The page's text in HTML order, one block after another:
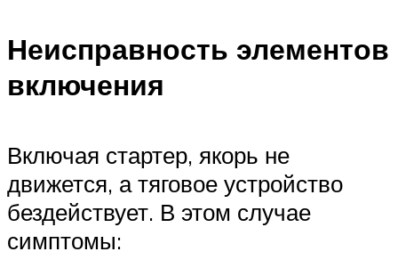
Неисправность элементов
включения
Включая стартер, якорь не
движется, а тяговое устройство
бездействует. В этом случае
симптомы: